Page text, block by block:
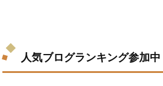
人気ブログランキング参加中